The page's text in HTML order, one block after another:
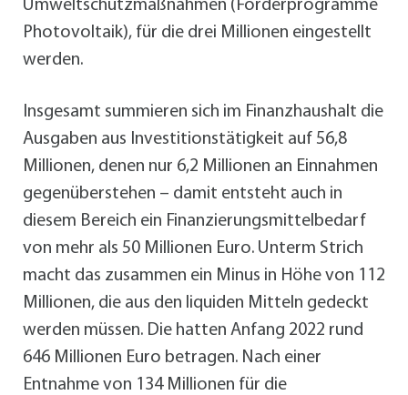
Umweltschutzmaßnahmen (Förderprogramme
Photovoltaik), für die drei Millionen eingestellt
werden.
Insgesamt summieren sich im Finanzhaushalt die
Ausgaben aus Investitionstätigkeit auf 56,8
Millionen, denen nur 6,2 Millionen an Einnahmen
gegenüberstehen – damit entsteht auch in
diesem Bereich ein Finanzierungsmittelbedarf
von mehr als 50 Millionen Euro. Unterm Strich
macht das zusammen ein Minus in Höhe von 112
Millionen, die aus den liquiden Mitteln gedeckt
werden müssen. Die hatten Anfang 2022 rund
646 Millionen Euro betragen. Nach einer
Entnahme von 134 Millionen für die